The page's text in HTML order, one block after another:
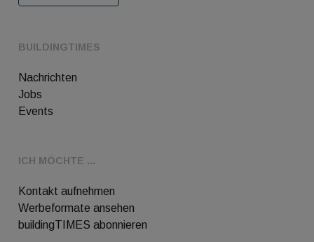
BUILDINGTIMES
Nachrichten
Jobs
Events
ICH MÖCHTE ...
Kontakt aufnehmen
Werbeformate ansehen
buildingTIMES abonnieren